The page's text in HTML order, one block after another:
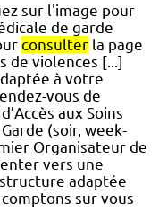
sur l'image pour
de garde
consulter la page
de violences [...]
à votre
vous de
aux Soins
(soir, week-
Organisateur de
vers une
adaptée
sur vous